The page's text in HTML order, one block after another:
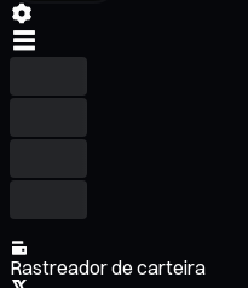
Rastreador de carteira